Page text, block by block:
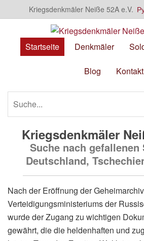
Kriegsdenkmäler Neiße 52A e.V.
Startseite Denkmäler
Blog Kontakt
Kriegsdenkmäler
Suche nach gefallenen
Deutschland,
Nach der Eröffnung der
Verteidigungsministeriums der
wurde der Zugang zu wichtigen
gewährt, die die heldenhaften und